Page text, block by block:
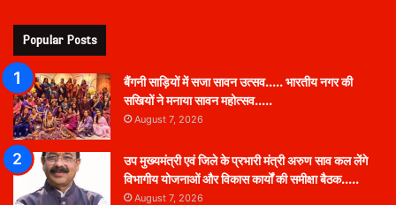
Popular Posts
बैंगनी साड़ियों में सजा सावन उत्सव….. भारतीय नगर की
सखियों ने मनाया सावन महोत्सव…..
August 7, 2026
उप मुख्यमंत्री एवं जिले के प्रभारी मंत्री अरुण साव कल लेंगे
विभागीय योजनाओं और विकास कार्यों की समीक्षा बैठक…..
August 7, 2026